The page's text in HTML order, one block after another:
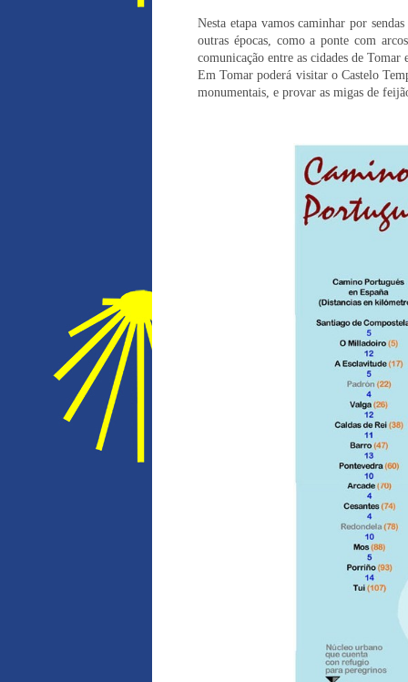
Nesta etapa vamos caminhar por
outras épocas, como a ponte com
comunicação entre as cidades de Tomar
Em Tomar poderá visitar o Castelo
monumentais, e provar as migas de